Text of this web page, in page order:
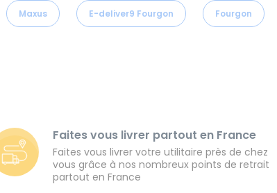
Maxus E-deliver9 Fourgon Fourgon
Faites vous livrer partout en France
Faites vous livrer votre utilitaire près de chez
vous grâce à nos nombreux points de retrait
partout en France